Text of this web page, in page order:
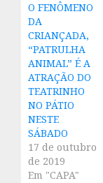
O FENÔMENO
DA
CRIANÇADA,
“PATRULHA
ANIMAL” É A
ATRAÇÃO DO
TEATRINHO
NO PÁTIO
NESTE
SÁBADO
17 de outubro
de 2019
Em "CAPA"